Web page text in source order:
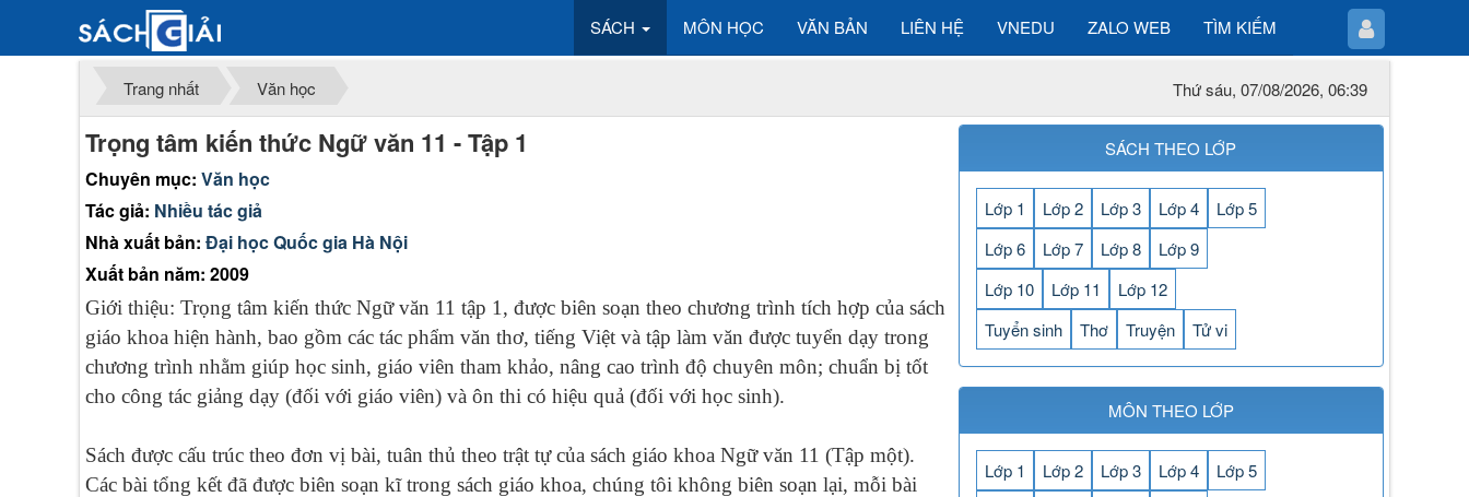
SÁCH MÔN HỌC VĂN BẢN LIÊN HỆ VNEDU ZALO WEB TÌM KIẾM
Trang nhất Văn học Thứ sáu, 07/08/2026, 06:39
Trọng tâm kiến thức Ngữ văn 11 - Tập 1
Chuyên mục: Văn học
Tác giả: Nhiều tác giả
Nhà xuất bản: Đại học Quốc gia Hà Nội
Xuất bản năm: 2009
Giới thiệu: Trọng tâm kiến thức Ngữ văn 11 tập 1, được biên soạn theo chương trình tích hợp của sách
giáo khoa hiện hành, bao gồm các tác phẩm văn thơ, tiếng Việt và tập làm văn được tuyển dạy trong
chương trình nhằm giúp học sinh, giáo viên tham khảo, nâng cao trình độ chuyên môn; chuẩn bị tốt
cho công tác giảng dạy (đối với giáo viên) và ôn thi có hiệu quả (đối với học sinh).
Sách được cấu trúc theo đơn vị bài, tuân thủ theo trật tự của sách giáo khoa Ngữ văn 11 (Tập một).
Các bài tổng kết đã được biên soạn kĩ trong sách giáo khoa, chúng tôi không biên soạn lại, mỗi bài
SÁCH THEO LỚP
Lớp 1 Lớp 2 Lớp 3 Lớp 4
Lớp 5
Lớp 6
Lớp 7 Lớp 8
Lớp 9
Lớp 10
Lớp 11
Lớp 12
Tuyển sinh
Thơ Truyện Tử vi
MÔN THEO LỚP
Lớp 1 Lớp 2 Lớp 3 Lớp 4
Lớp 5